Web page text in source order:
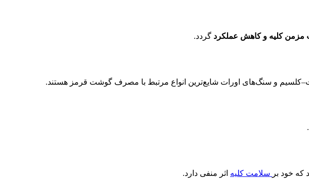
مزمن کلیه و کاهش عملکرد گردد.
و سنگ‌های اورات شایع‌ترین انواع مرتبط با مصرف گوشت قرمز هستند.
خود بر سلامت کلیه اثر منفی دارد.